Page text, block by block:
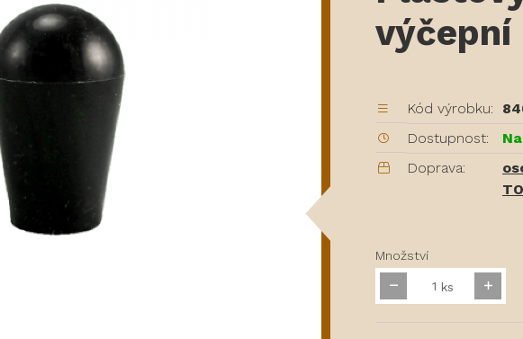
Kód výrobku:
Dostupnost:
Doprava:
Množství
ks